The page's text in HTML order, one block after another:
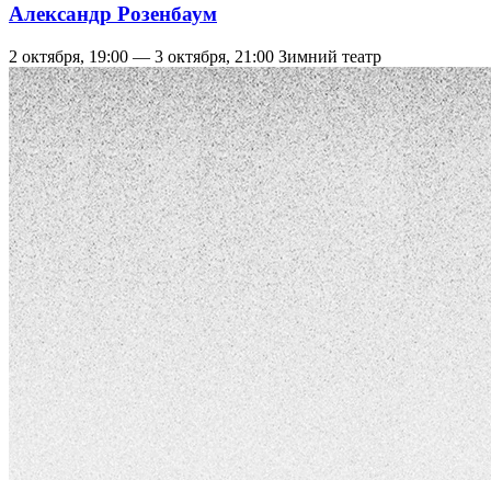
Александр Розенбаум
2 октября, 19:00 — 3 октября, 21:00 Зимний театр